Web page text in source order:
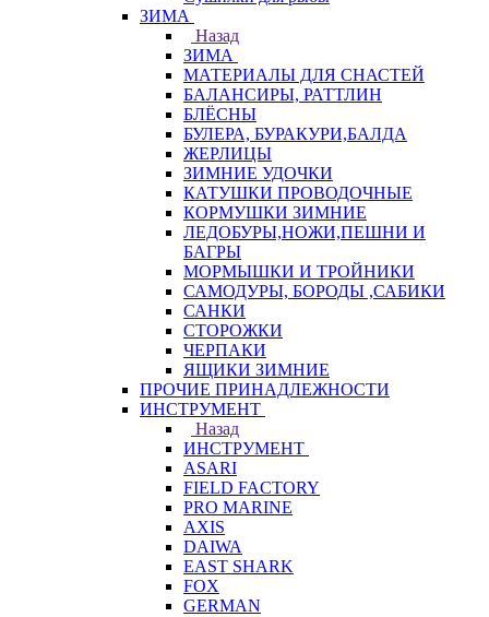
ЗИМА
Назад
ЗИМА
МАТЕРИАЛЫ ДЛЯ СНАСТЕЙ
БАЛАНСИРЫ, РАТТЛИН
БЛЁСНЫ
БУЛЕРА, БУРАКУРИ,БАЛДА
ЖЕРЛИЦЫ
ЗИМНИЕ УДОЧКИ
КАТУШКИ ПРОВОДОЧНЫЕ
КОРМУШКИ ЗИМНИЕ
ЛЕДОБУРЫ,НОЖИ,ПЕШНИ И
БАГРЫ
МОРМЫШКИ И ТРОЙНИКИ
САМОДУРЫ, БОРОДЫ ,САБИКИ
САНКИ
СТОРОЖКИ
ЧЕРПАКИ
ЯЩИКИ ЗИМНИЕ
ПРОЧИЕ ПРИНАДЛЕЖНОСТИ
ИНСТРУМЕНТ
Назад
ИНСТРУМЕНТ
ASARI
FIELD FACTORY
PRO MARINE
AXIS
DAIWA
EAST SHARK
FOX
GERMAN